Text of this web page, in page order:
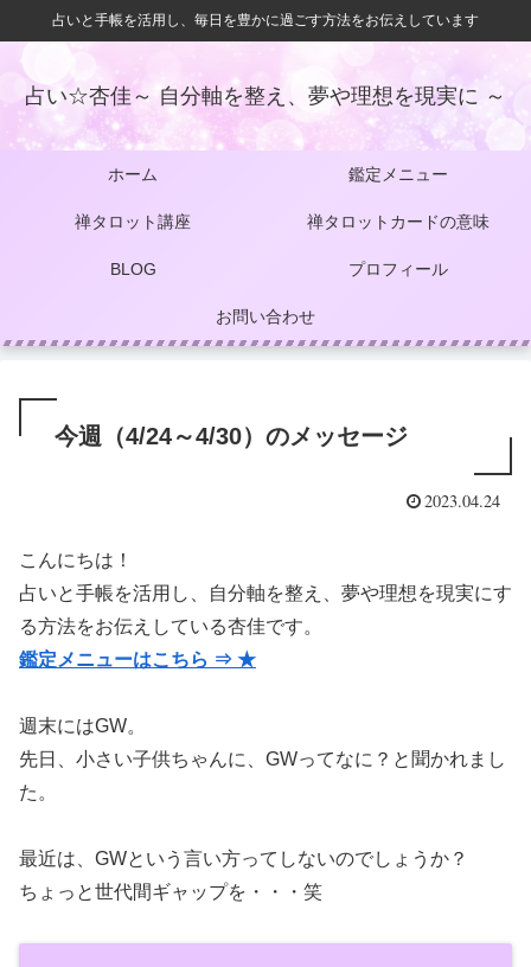
占いと手帳を活用し、毎日を豊かに過ごす方法をお伝えしています
占い☆杏佳～ 自分軸を整え、夢や理想を現実に ～
ホーム 鑑定メニュー
禅タロット講座 禅タロットカードの意味
BLOG プロフィール
お問い合わせ
今週（4/24～4/30）のメッセージ
2023.04.24
こんにちは！
占いと手帳を活用し、自分軸を整え、夢や理想を現実にす
る方法をお伝えしている杏佳です。
鑑定メニューはこちら ⇒ ★
週末にはGW。
先日、小さい子供ちゃんに、GWってなに？と聞かれまし
た。
最近は、GWという言い方ってしないのでしょうか？
ちょっと世代間ギャップを・・・笑